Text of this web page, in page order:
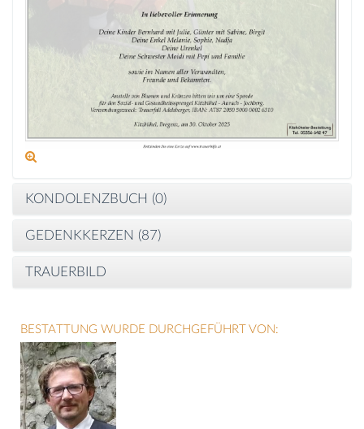
KONDOLENZBUCH (0)
GEDENKKERZEN (87)
TRAUERBILD
BESTATTUNG WURDE DURCHGEFÜHRT VON: